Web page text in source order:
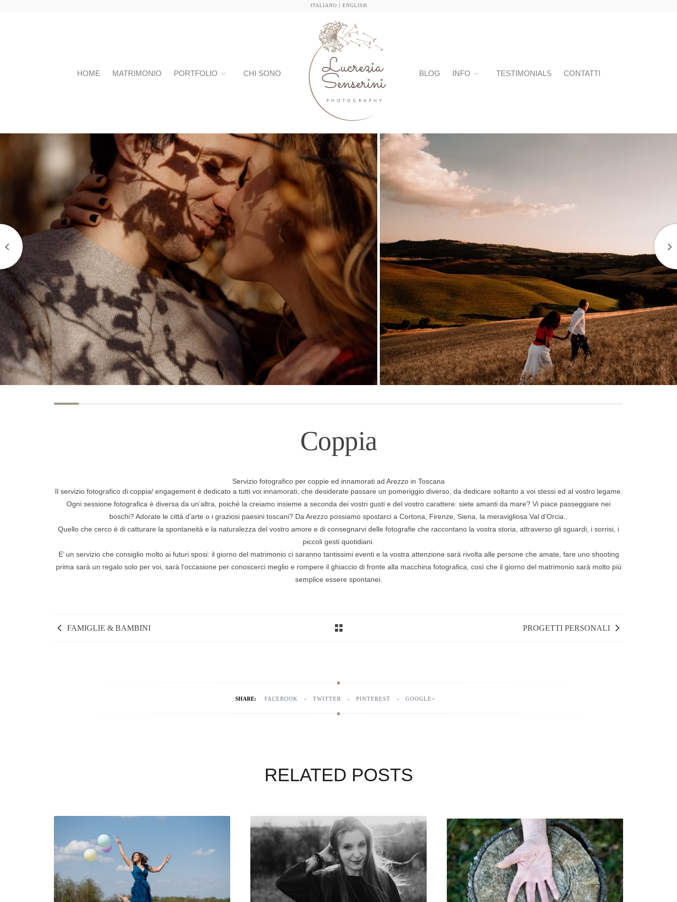
ITALIANO | ENGLISH
HOME MATRIMONIO PORTFOLIO CHI SONO BLOG INFO TESTIMONIALS CONTATTI
Coppia
Servizio fotografico per coppie ed innamorati ad Arezzo in Toscana
Il servizio fotografico di coppia/ engagement è dedicato a tutti voi innamorati, che desiderate passare un pomeriggio diverso, da dedicare soltanto a voi stessi ed al vostro legame.
Ogni sessione fotografica è diversa da un’altra, poiché la creiamo insieme a seconda dei vostri gusti e del vostro carattere: siete amanti da mare? Vi piace passeggiare nei
boschi? Adorate le città d’arte o i graziosi paesini toscani? Da Arezzo possiamo spostarci a Cortona, Firenze, Siena, la meravigliosa Val d’Orcia..
Quello che cerco è di catturare la spontaneità e la naturalezza del vostro amore e di consegnarvi delle fotografie che raccontano la vostra storia, attraverso gli sguardi, i sorrisi, i
piccoli gesti quotidiani.
E’ un servizio che consiglio molto ai futuri sposi: il giorno del matrimonio ci saranno tantissimi eventi e la vostra attenzione sarà rivolta alle persone che amate, fare uno shooting
prima sarà un regalo solo per voi, sarà l’occasione per conoscerci meglio e rompere il ghiaccio di fronte alla macchina fotografica, così che il giorno del matrimonio sarà molto più
semplice essere spontanei.
FAMIGLIE & BAMBINI PROGETTI PERSONALI
SHARE: FACEBOOK TWITTER PINTEREST GOOGLE+
RELATED POSTS